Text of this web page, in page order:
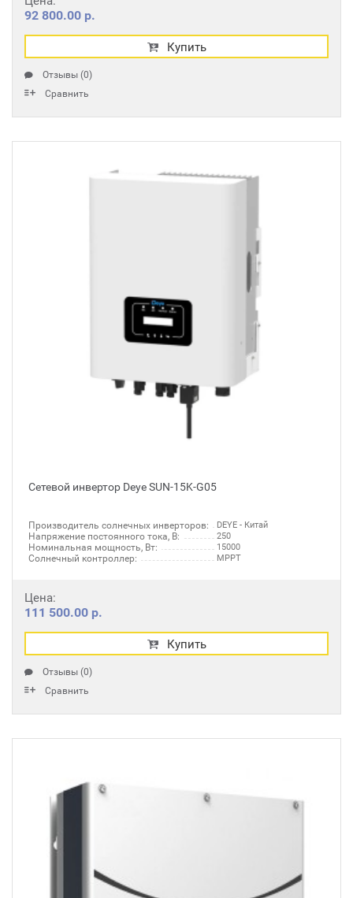
92 800.00 р.
Купить
Отзывы (0)
Сравнить
Сетевой инвертор Deye SUN-15K-G05
Производитель солнечных инверторов: DEYE - Китай
Напряжение постоянного тока, В: 250
Номинальная мощность, Вт: 15000
Солнечный контроллер: MPPT
Цена:
111 500.00 р.
Купить
Отзывы (0)
Сравнить